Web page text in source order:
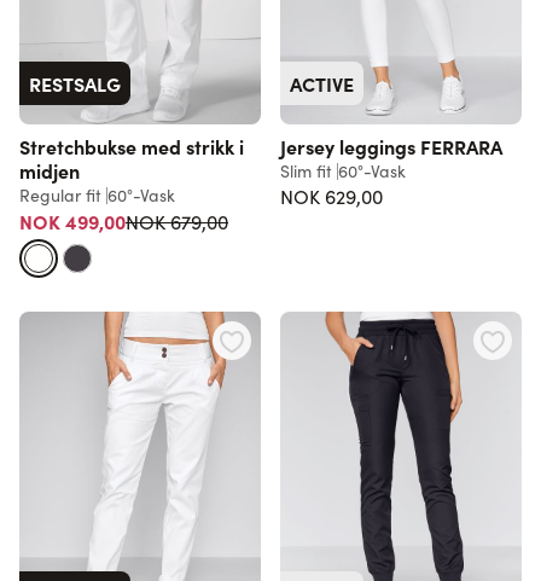
RESTSALG
Stretchbukse med strikk i
midjen
Regular fit 60°-Vask
NOK 499,00Vanlig pris
NOK 679,00
ACTIVE
Jersey leggings FERRARA
Slim fit 60°-Vask
NOK 629,00